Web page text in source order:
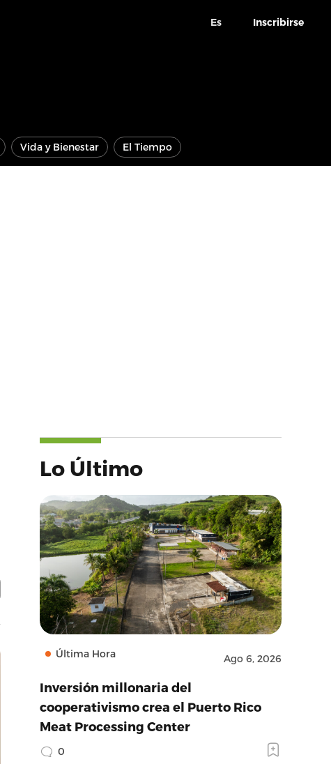
Es Inscribirse
Vida y Bienestar El Tiempo
Lo Último
Última Hora Ago 6, 2026
Inversión millonaria del
cooperativismo crea el Puerto Rico
Meat Processing Center
0